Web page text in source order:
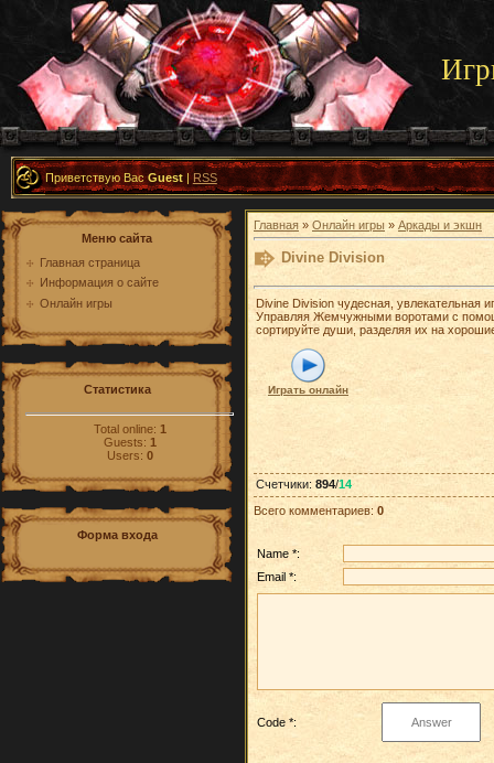
Приветствую Вас Guest| RSS
Меню сайта
Главная страница
Информация о сайте
Онлайн игры
Статистика
Total online: 1
Guests: 1
Users: 0
Форма входа
Главная » Онлайн игры » Аркады и экшн
Divine Division
Divine Division чудесная, увлекательная
Управляя Жемчужными воротами с
сортируйте души, разделяя их на
Играть онлайн
Счетчики: 894/14
Всего комментариев: 0
Name *:
Email *:
Code *: